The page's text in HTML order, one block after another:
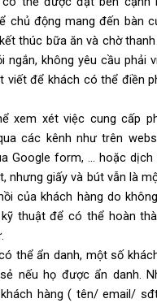
chủ động mang đến bàn
thúc bữa ăn và chờ
ngắn, không yêu cầu phải
viết để khách có thể điền
xem xét việc cung cấp
các kênh như trên
Google form, … hoặc dịch
nhưng giấy và bút vẫn là
của khách hàng do
thuật để có thể hoàn
thể ẩn danh, một số
nếu họ được ẩn danh.
hàng ( tên/ email/